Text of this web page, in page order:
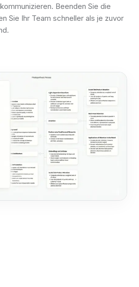
Beenden Sie die
Sie Ihr Team schneller als je zuvor